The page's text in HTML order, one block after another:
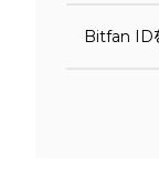
Bitfan ID